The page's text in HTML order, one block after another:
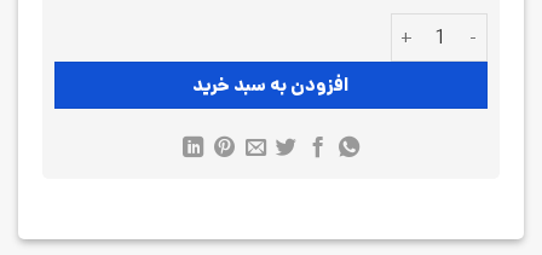
انکودر مترکن WE-M3 عدد
افزودن به سبد خرید